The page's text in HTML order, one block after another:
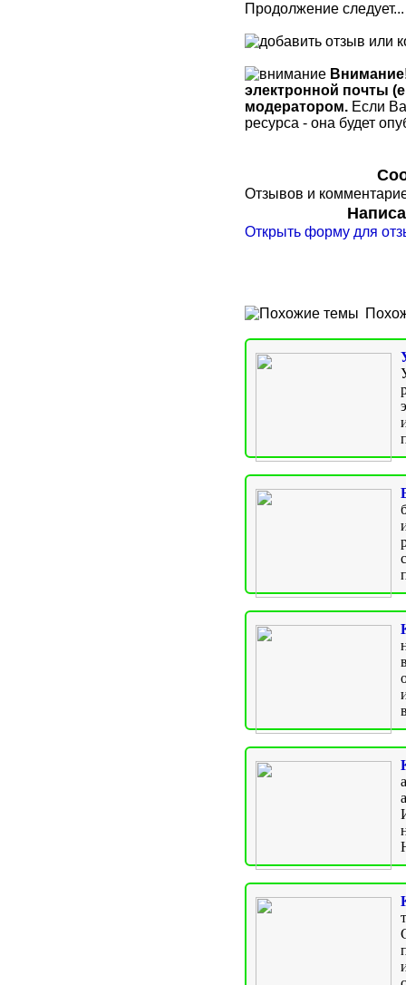
Продолжение следует...
электронной почты
модератором. Если
ресурса - она будет
Отзывов и
Открыть форму для